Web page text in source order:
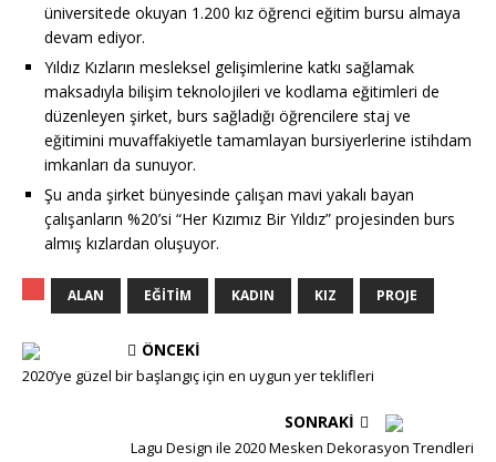
üniversitede okuyan 1.200 kız öğrenci eğitim bursu almaya
devam ediyor.
Yıldız Kızların mesleksel gelişimlerine katkı sağlamak
maksadıyla bilişim teknolojileri ve kodlama eğitimleri de
düzenleyen şirket, burs sağladığı öğrencilere staj ve
eğitimini muvaffakiyetle tamamlayan bursiyerlerine istihdam
imkanları da sunuyor.
Şu anda şirket bünyesinde çalışan mavi yakalı bayan
çalışanların %20’si “Her Kızımız Bir Yıldız” projesinden burs
almış kızlardan oluşuyor.
ALAN EĞITIM KADIN KIZ PROJE
ÖNCEKI
2020’ye güzel bir başlangıç için en uygun yer teklifleri
SONRAKI
Lagu Design ile 2020 Mesken Dekorasyon Trendleri